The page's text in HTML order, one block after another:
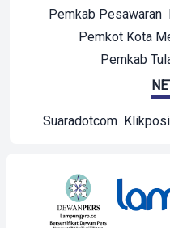
Pemkab Pesawaran
Pemkot Kota
Pemkab
Suaradotcom